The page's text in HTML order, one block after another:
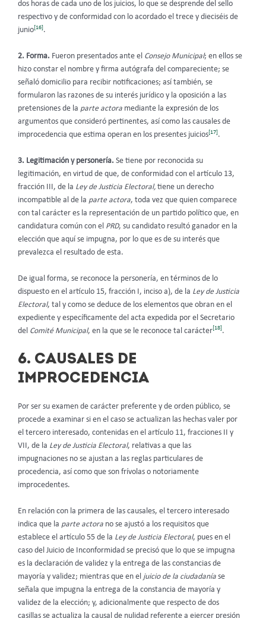
dos horas de cada uno de los juicios, lo que se desprende del sello
respectivo y de conformidad con lo acordado el trece y dieciséis de
junio[16].
2. Forma. Fueron presentados ante el Consejo Municipal; en ellos se
hizo constar el nombre y firma autógrafa del compareciente; se
señaló domicilio para recibir notificaciones; así también, se
formularon las razones de su interés jurídico y la oposición a las
pretensiones de la parte actora mediante la expresión de los
argumentos que consideró pertinentes, así como las causales de
improcedencia que estima operan en los presentes juicios[17].
3. Legitimación y personería. Se tiene por reconocida su
legitimación, en virtud de que, de conformidad con el artículo 13,
fracción III, de la Ley de Justicia Electoral, tiene un derecho
incompatible al de la parte actora, toda vez que quien comparece
con tal carácter es la representación de un partido político que, en
candidatura común con el PRD, su candidato resultó ganador en la
elección que aquí se impugna, por lo que es de su interés que
prevalezca el resultado de esta.
De igual forma, se reconoce la personería, en términos de lo
dispuesto en el artículo 15, fracción I, inciso a), de la Ley de Justicia
Electoral, tal y como se deduce de los elementos que obran en el
expediente y específicamente del acta expedida por el Secretario
del Comité Municipal, en la que se le reconoce tal carácter [18] .
6. CAUSALES DE
IMPROCEDENCIA
Por ser su examen de carácter preferente y de orden público, se
procede a examinar si en el caso se actualizan las hechas valer por
el tercero interesado, contenidas en el artículo 11, fracciones II y
VII, de la Ley de Justicia Electoral, relativas a que las
impugnaciones no se ajustan a las reglas particulares de
procedencia, así como que son frívolas o notoriamente
improcedentes.
En relación con la primera de las causales, el tercero interesado
indica que la parte actora no se ajustó a los requisitos que
establece el artículo 55 de la Ley de Justicia Electoral, pues en el
caso del Juicio de Inconformidad se precisó que lo que se impugna
es la declaración de validez y la entrega de las constancias de
mayoría y validez; mientras que en el juicio de la ciudadanía se
señala que impugna la entrega de la constancia de mayoría y
validez de la elección; y, adicionalmente que respecto de dos
casillas se actualiza la causal de nulidad referente a ejercer presión